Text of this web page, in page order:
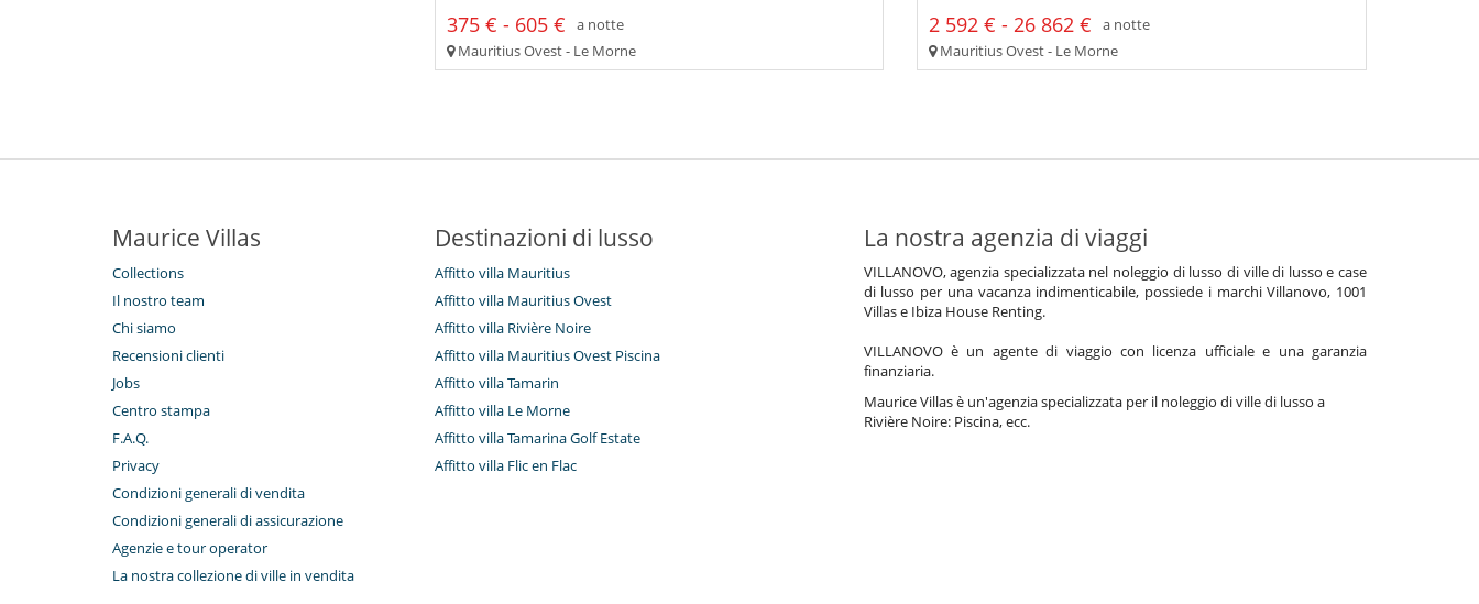
375 € - 605 €
a notte
Mauritius Ovest - Le Morne
2 592 € - 26 862 €
a notte
Mauritius Ovest - Le Morne
Maurice Villas
Collections
Il nostro team
Chi siamo
Recensioni clienti
Jobs
Centro stampa
F.A.Q.
Privacy
Condizioni generali di vendita
Condizioni generali di assicurazione
Agenzie e tour operator
La nostra collezione di ville in vendita
Destinazioni di lusso
Affitto villa Mauritius
Affitto villa Mauritius Ovest
Affitto villa Rivière Noire
Affitto villa Mauritius Ovest Piscina
Affitto villa Tamarin
Affitto villa Le Morne
Affitto villa Tamarina Golf Estate
Affitto villa Flic en Flac
La nostra agenzia di viaggi
VILLANOVO, agenzia specializzata nel noleggio di lusso di ville di lusso e case
di lusso per una vacanza indimenticabile, possiede i marchi Villanovo, 1001
Villas e Ibiza House Renting.
VILLANOVO è un agente di viaggio con licenza ufficiale e una garanzia
finanziaria.
Maurice Villas è un'agenzia specializzata per il noleggio di ville di lusso a
Rivière Noire: Piscina, ecc.